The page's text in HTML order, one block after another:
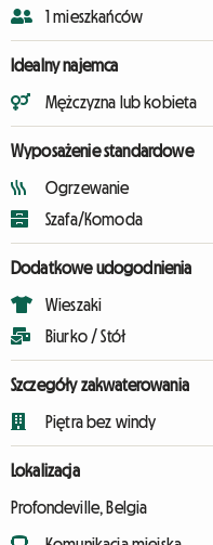
1 mieszkańców
Idealny najemca
Mężczyzna lub kobieta
Wyposażenie standardowe
Ogrzewanie
Szafa/Komoda
Dodatkowe udogodnienia
Wieszaki
Biurko / Stół
Szczegóły zakwaterowania
Piętra bez windy
Lokalizacja
Profondeville, Belgia